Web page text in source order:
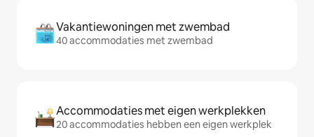
Vakantiewoningen met zwembad
40 accommodaties met zwembad
Accommodaties met eigen werkplekken
20 accommodaties hebben een eigen werkplek